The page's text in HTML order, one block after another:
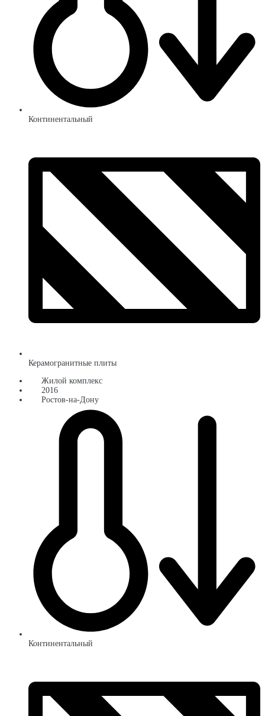
Континентальный
Керамогранитные плиты
Жилой комплекс
2016
Ростов-на-Дону
Континентальный